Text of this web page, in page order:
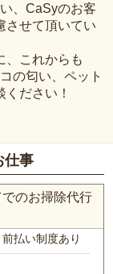
、CaSyのお客
させて頂いてい
、これからも
の匂い、ペット
ださい！
仕事
のお掃除代行
払い制度あり